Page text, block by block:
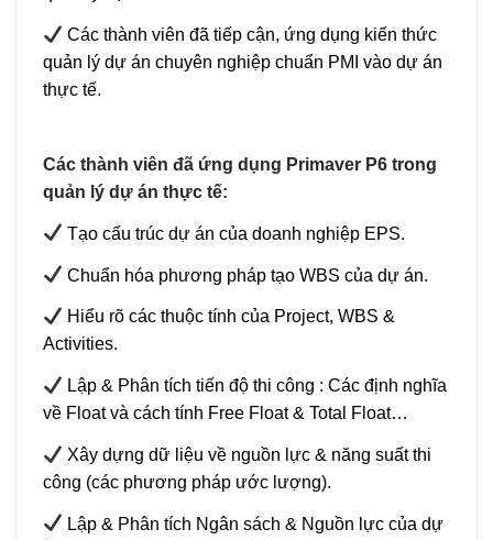
Các thành viên đã tiếp cận, ứng dụng kiến thức
quản lý dự án chuyên nghiệp chuẩn PMI vào dự án
thực tế.
Các thành viên đã ứng dụng Primaver P6 trong
quản lý dự án thực tế:
Tạo cấu trúc dự án của doanh nghiệp EPS.
Chuẩn hóa phương pháp tạo WBS của dự án.
Hiểu rõ các thuộc tính của Project, WBS &
Activities.
Lập & Phân tích tiến độ thi công : Các định nghĩa
về Float và cách tính Free Float & Total Float…
Xây dựng dữ liệu về nguồn lực & năng suất thi
công (các phương pháp ước lượng).
Lập & Phân tích Ngân sách & Nguồn lực của dự